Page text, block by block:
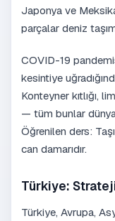
Japonya ve
parçalar deniz
COVID-19
kesintiye
Konteyner kıtlığı,
— tüm bunlar
Öğrenilen ders:
can damarıdır.
Türkiye:
Türkiye, Avrupa,